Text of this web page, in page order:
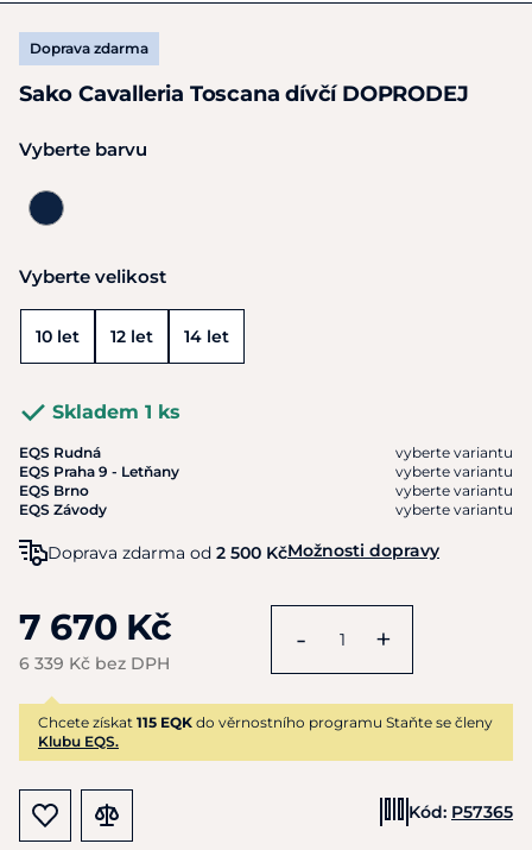
Doprava zdarma
Sako Cavalleria Toscana dívčí DOPRODEJ
Vyberte barvu
Vyberte velikost
10 let 12 let 14 let
Skladem 1 ks
EQS Rudná
vyberte variantu
EQS Praha 9 - Letňany
vyberte variantu
EQS Brno
vyberte variantu
EQS Závody
vyberte variantu
Doprava zdarma od 2 500 KčMožnosti dopravy
7 670 Kč
6 339 Kč bez DPH
- +
Chcete získat 115 EQK do věrnostního programu Staňte se členy
Klubu EQS.
Kód: P57365